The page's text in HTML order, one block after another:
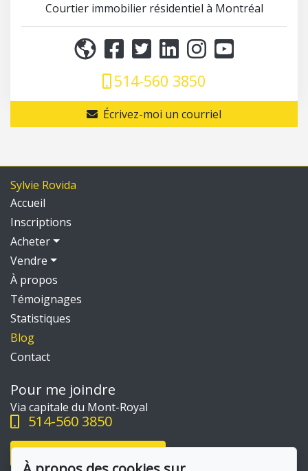
Courtier immobilier résidentiel à Montréal
514-560 3850
Écrivez-moi un courriel
Sylvie Rovida
Accueil
Inscriptions
Acheter
Vendre
À propos
Témoignages
Statistiques
Blog
Contact
Pour me joindre
Via capitale du Mont-Royal
514-560 3850